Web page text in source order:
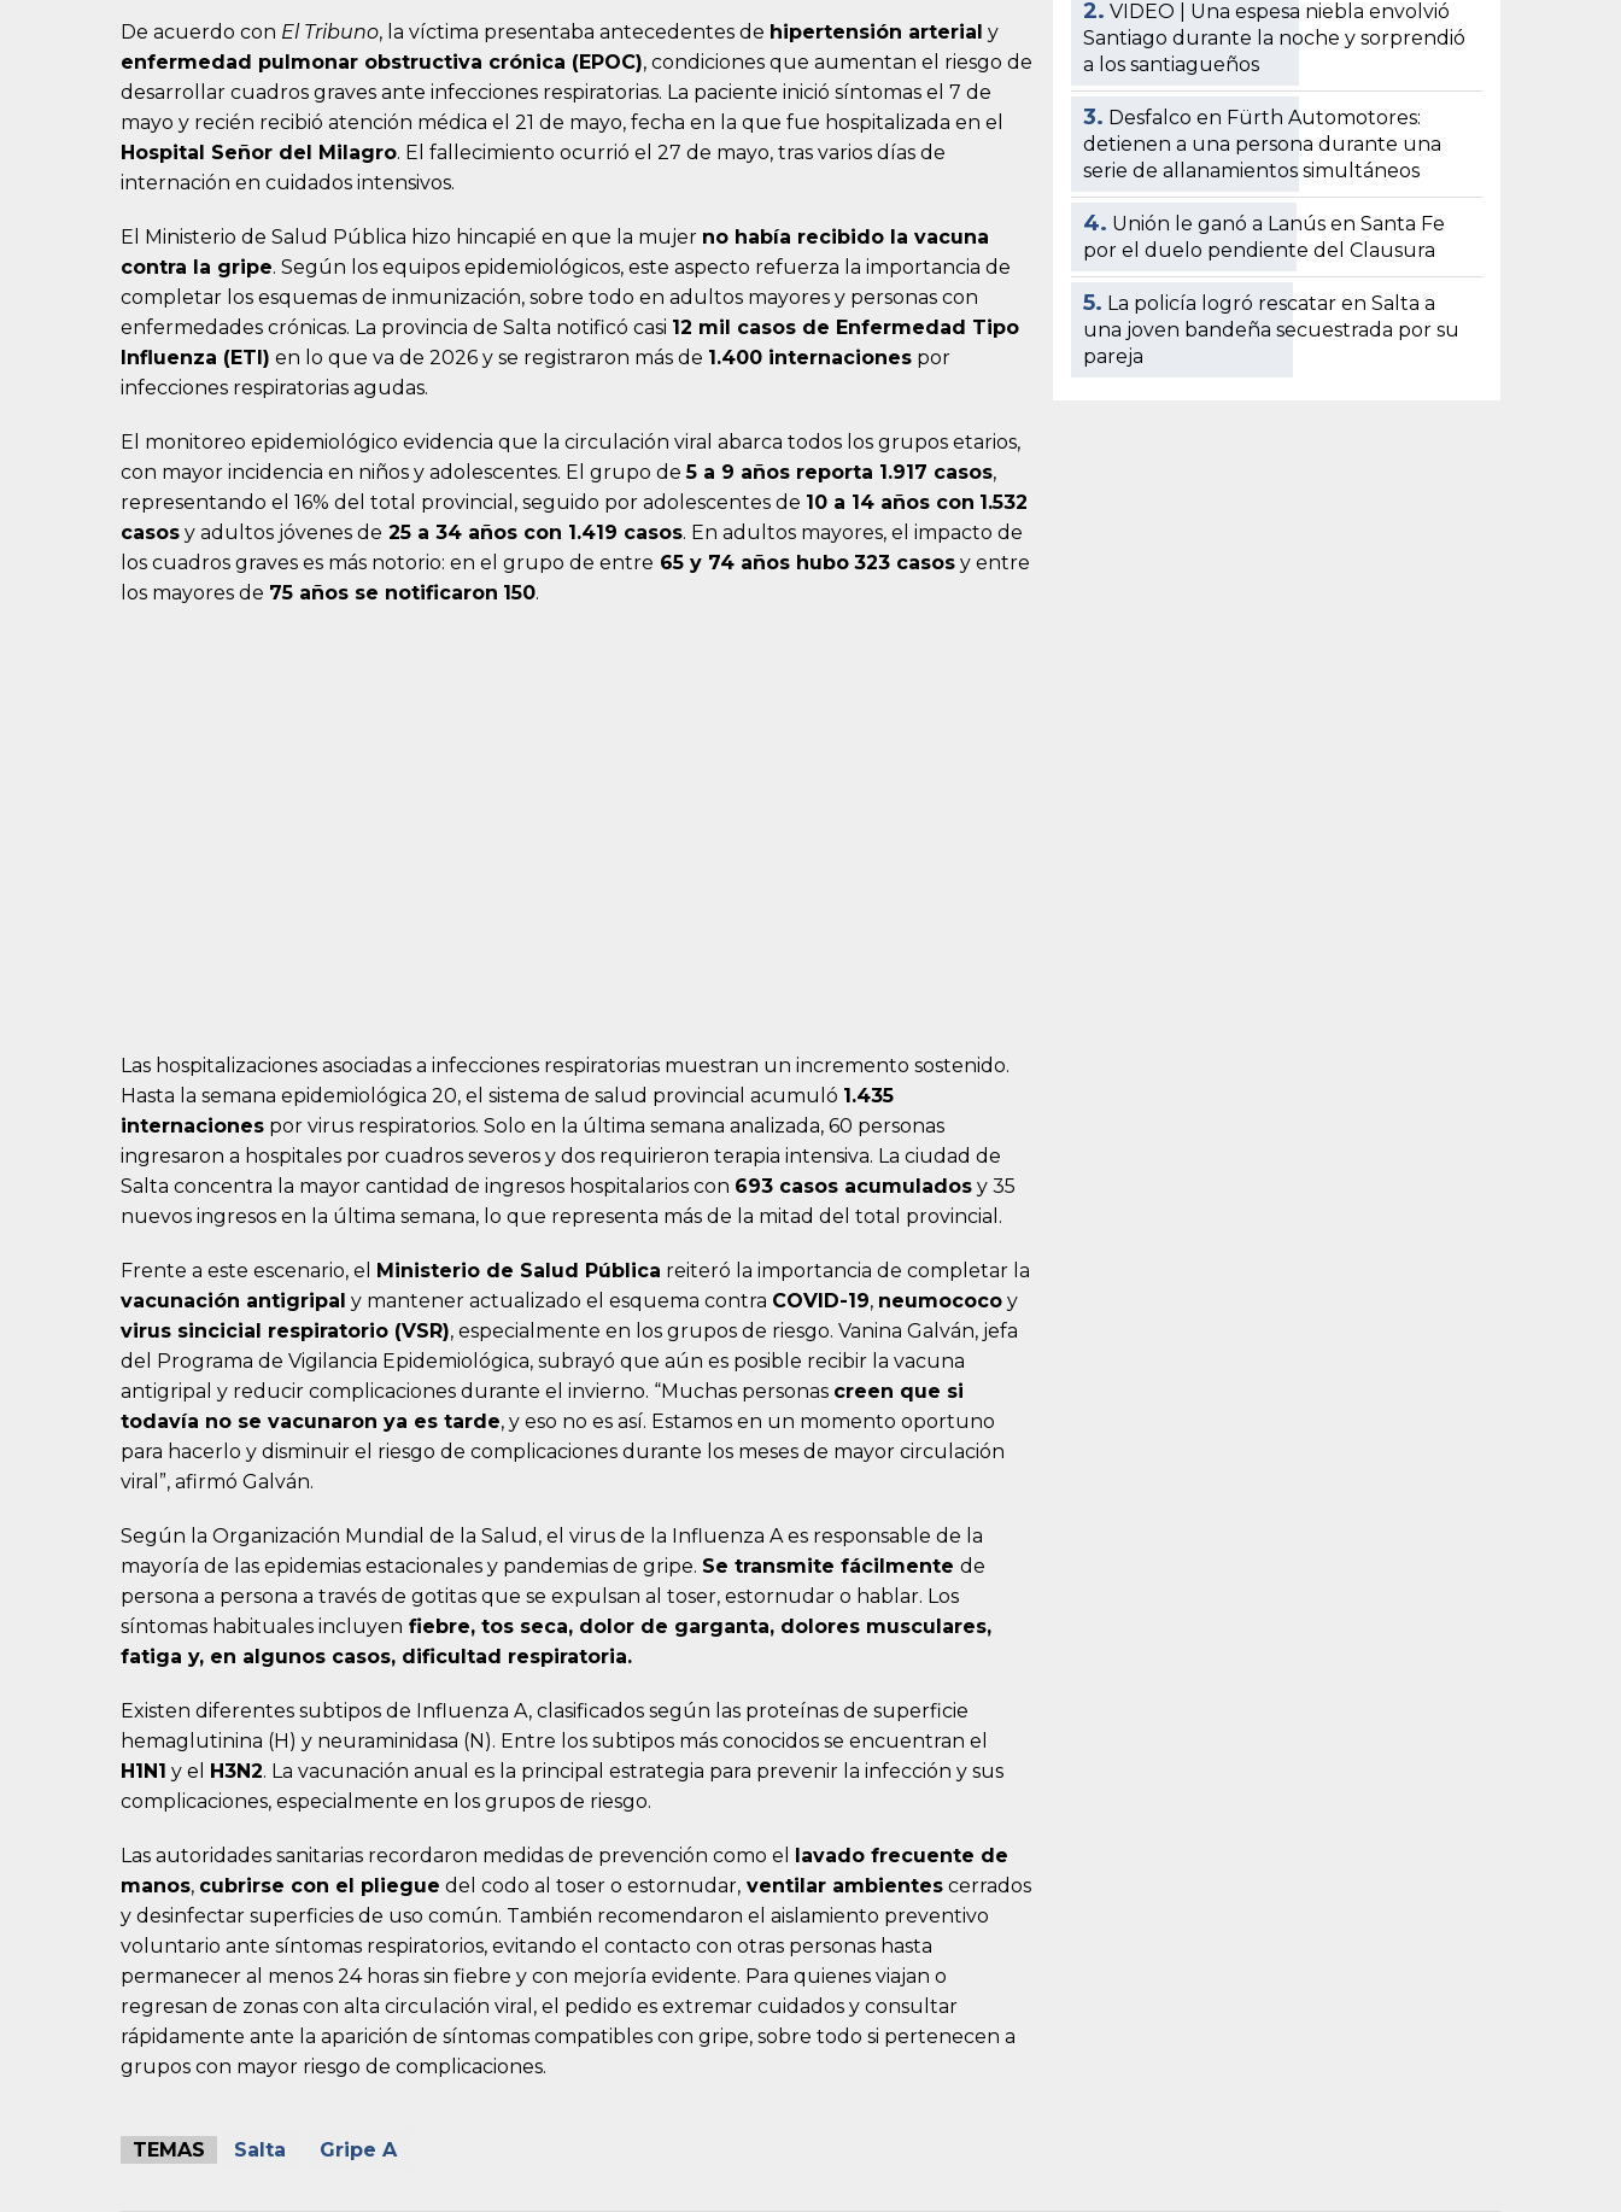
De acuerdo con El Tribuno, la víctima presentaba antecedentes de hipertensión arterial y
enfermedad pulmonar obstructiva crónica (EPOC), condiciones que aumentan el riesgo de
desarrollar cuadros graves ante infecciones respiratorias. La paciente inició síntomas el 7 de
mayo y recién recibió atención médica el 21 de mayo, fecha en la que fue hospitalizada en el
Hospital Señor del Milagro. El fallecimiento ocurrió el 27 de mayo, tras varios días de
internación en cuidados intensivos.
El Ministerio de Salud Pública hizo hincapié en que la mujer no había recibido la vacuna
contra la gripe. Según los equipos epidemiológicos, este aspecto refuerza la importancia de
completar los esquemas de inmunización, sobre todo en adultos mayores y personas con
enfermedades crónicas. La provincia de Salta notificó casi 12 mil casos de Enfermedad Tipo
Influenza (ETI) en lo que va de 2026 y se registraron más de 1.400 internaciones por
infecciones respiratorias agudas.
El monitoreo epidemiológico evidencia que la circulación viral abarca todos los grupos etarios,
con mayor incidencia en niños y adolescentes. El grupo de5 a 9 años reporta 1.917 casos,
representando el 16% del total provincial, seguido por adolescentes de 10 a 14 años con 1.532
casos y adultos jóvenes de 25 a 34 años con 1.419 casos. En adultos mayores, el impacto de
los cuadros graves es más notorio: en el grupo de entre 65 y 74 años hubo 323 casos y entre
los mayores de 75 años se notificaron 150.
Las hospitalizaciones asociadas a infecciones respiratorias muestran un incremento sostenido.
Hasta la semana epidemiológica 20, el sistema de salud provincial acumuló 1.435
internaciones por virus respiratorios. Solo en la última semana analizada, 60 personas
ingresaron a hospitales por cuadros severos y dos requirieron terapia intensiva. La ciudad de
Salta concentra la mayor cantidad de ingresos hospitalarios con 693 casos acumulados y 35
nuevos ingresos en la última semana, lo que representa más de la mitad del total provincial.
Frente a este escenario, el Ministerio de Salud Pública reiteró la importancia de completar la
vacunación antigripal y mantener actualizado el esquema contra COVID-19, neumococo y
virus sincicial respiratorio (VSR), especialmente en los grupos de riesgo. Vanina Galván, jefa
del Programa de Vigilancia Epidemiológica, subrayó que aún es posible recibir la vacuna
antigripal y reducir complicaciones durante el invierno. “Muchas personas creen que si
todavía no se vacunaron ya es tarde, y eso no es así. Estamos en un momento oportuno
para hacerlo y disminuir el riesgo de complicaciones durante los meses de mayor circulación
viral”, afirmó Galván.
Según la Organización Mundial de la Salud, el virus de la Influenza A es responsable de la
mayoría de las epidemias estacionales y pandemias de gripe. Se transmite fácilmente de
persona a persona a través de gotitas que se expulsan al toser, estornudar o hablar. Los
síntomas habituales incluyen fiebre, tos seca, dolor de garganta, dolores musculares,
fatiga y, en algunos casos, dificultad respiratoria.
Existen diferentes subtipos de Influenza A, clasificados según las proteínas de superficie
hemaglutinina (H) y neuraminidasa (N). Entre los subtipos más conocidos se encuentran el
H1N1 y el H3N2. La vacunación anual es la principal estrategia para prevenir la infección y sus
complicaciones, especialmente en los grupos de riesgo.
Las autoridades sanitarias recordaron medidas de prevención como el
lavado frecuente de
manos, cubrirse con el pliegue del codo al toser o estornudar, ventilar ambientes cerrados
y desinfectar superficies de uso común. También recomendaron el aislamiento preventivo
voluntario ante síntomas respiratorios, evitando el contacto con otras personas hasta
permanecer al menos 24 horas sin fiebre y con mejoría evidente. Para quienes viajan o
regresan de zonas con alta circulación viral, el pedido es extremar cuidados y consultar
rápidamente ante la aparición de síntomas compatibles con gripe, sobre todo si pertenecen a
grupos con mayor riesgo de complicaciones.
TEMAS Salta Gripe A
2. VIDEO | Una espesa niebla envolvió
Santiago durante la noche y sorprendió
a los santiagueños
3. Desfalco en Fürth Automotores:
detienen a una persona durante una
serie de allanamientos simultáneos
4. Unión le ganó a Lanús en Santa Fe
por el duelo pendiente del Clausura
5. La policía logró rescatar en Salta a
una joven bandeña secuestrada por su
pareja